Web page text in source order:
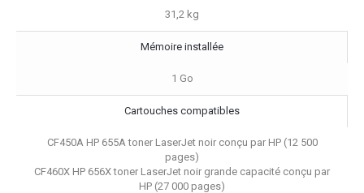
31,2 kg
Mémoire installée
1 Go
Cartouches compatibles
CF450A HP 655A toner LaserJet noir conçu par HP (12 500
pages)
CF460X HP 656X toner LaserJet noir grande capacité conçu par
HP (27 000 pages)